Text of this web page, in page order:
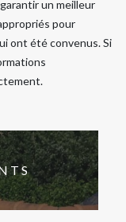
un meilleur
pour
ont été convenus. Si